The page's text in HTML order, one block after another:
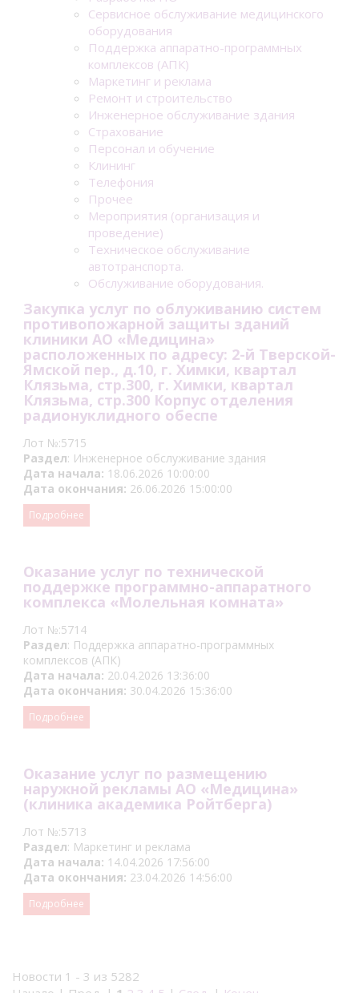
Сервисное обслуживание медицинского
оборудования
Поддержка аппаратно-программных
комплексов (АПК)
Маркетинг и реклама
Ремонт и строительство
Инженерное обслуживание здания
Страхование
Персонал и обучение
Клининг
Телефония
Прочее
Мероприятия (организация и
проведение)
Техническое обслуживание
автотранспорта.
Обслуживание оборудования.
Закупка услуг по облуживанию систем
противопожарной защиты зданий
клиники АО «Медицина»
расположенных по адресу: 2-й Тверской-
Ямской пер., д.10, г. Химки, квартал
Клязьма, стр.300, г. Химки, квартал
Клязьма, стр.300 Корпус отделения
радионуклидного обеспе
Лот №:5715
Раздел: Инженерное обслуживание здания
Дата начала: 18.06.2026 10:00:00
Дата окончания: 26.06.2026 15:00:00
Подробнее
Оказание услуг по технической
поддержке программно-аппаратного
комплекса «Молельная комната»
Лот №:5714
Раздел: Поддержка аппаратно-программных
комплексов (АПК)
Дата начала: 20.04.2026 13:36:00
Дата окончания: 30.04.2026 15:36:00
Подробнее
Оказание услуг по размещению
наружной рекламы АО «Медицина»
(клиника академика Ройтберга)
Лот №:5713
Раздел: Маркетинг и реклама
Дата начала: 14.04.2026 17:56:00
Дата окончания: 23.04.2026 14:56:00
Подробнее
Новости 1 - 3 из 5282